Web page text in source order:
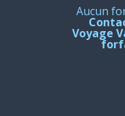
Aucun
Voyage